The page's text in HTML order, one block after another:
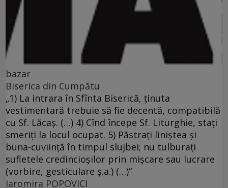
bazar
Biserica din Cumpătu
„1) La intrara în Sfînta Biserică, ţinuta
vestimentară trebuie să fie decentă, compatibilă
cu Sf. Lăcaş. (…) 4) Cînd începe Sf. Liturghie, staţi
smeriţi la locul ocupat. 5) Păstraţi liniştea şi
buna-cuviinţă în timpul slujbei; nu tulburaţi
sufletele credincioşilor prin mişcare sau lucrare
(vorbire, gesticulare ş.a.) (…)“
Iaromira POPOVICI